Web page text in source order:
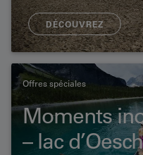
DÉCOUVREZ
Offres spéciales
Moments
– lac